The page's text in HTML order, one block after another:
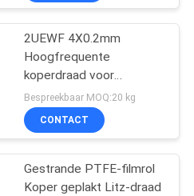
2UEWF 4X0.2mm
Hoogfrequente
koperdraad voor
transformatoren
Bespreekbaar MOQ:20 kg
CONTACT
Gestrande PTFE-filmrol
Koper geplakt Litz-draad